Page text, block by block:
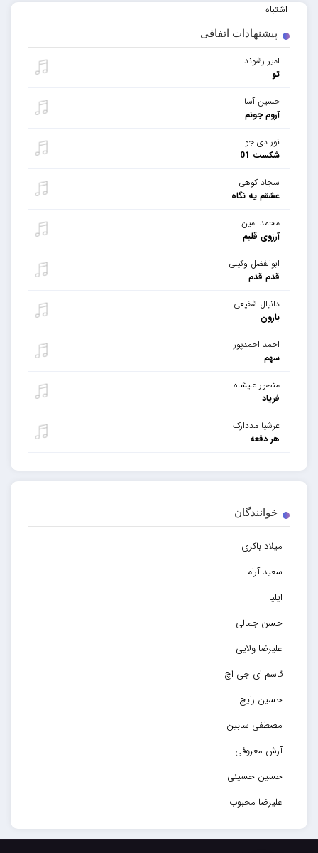
پیشنهادات اتفاقی
امیر رشوند
تو
حسین آسا
آروم جونم
نور دی جو
شکست 01
سجاد کوهی
عشقم یه نگاه
محمد امین
آرزوی قلبم
ابوالفضل وکیلی
قدم قدم
دانیال شفیعی
بارون
احمد احمدپور
سهم
منصور علیشاه
فریاد
عرشیا مددارک
هر دفعه
خوانندگان
میلاد باکری
سعید آرام
ایلیا
حسن جمالی
علیرضا ولایی
قاسم ای جی اچ
حسین رایج
مصطفی سابین
آرش معروفی
حسین حسینی
علیرضا محبوب
حسین حصارکی